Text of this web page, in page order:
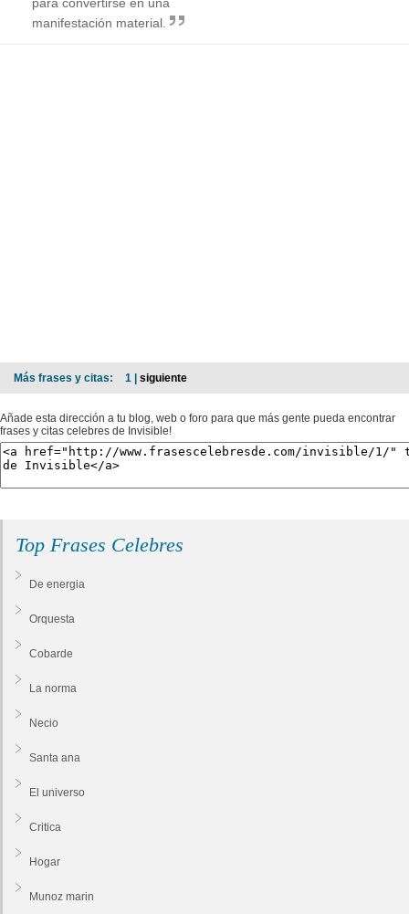
manifestación material.
Más frases y citas: 1 | siguiente
Añade esta dirección a tu blog, web o foro para que más gente pueda encontrar
frases y citas celebres de Invisible!
Top Frases Celebres
De energia
Orquesta
Cobarde
La norma
Necio
Santa ana
El universo
Critica
Hogar
Munoz marin